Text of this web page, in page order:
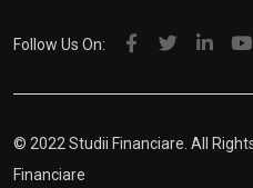
Follow Us On:
© 2022 Studii Financiare. All
Financiare